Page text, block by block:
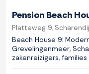
Pension Beach
Platteweg 9,
Beach House 9:
Grevelingenmeer,
zakenreizigers,